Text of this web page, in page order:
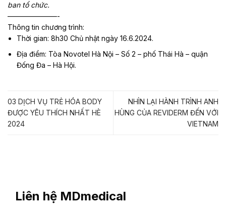
ban tổ chức.
———————-
Thông tin chương trình:
Thời gian: 8h30 Chủ nhật ngày 16.6.2024.
Địa điểm: Tòa Novotel Hà Nội – Số 2 – phố Thái Hà – quận
Đống Đa – Hà Hội.
03 DỊCH VỤ TRẺ HÓA BODY
ĐƯỢC YÊU THÍCH NHẤT HÈ
2024
NHÌN LẠI HÀNH TRÌNH ANH
HÙNG CỦA REVIDERM ĐẾN VỚI
VIETNAM
Liên hệ MDmedical